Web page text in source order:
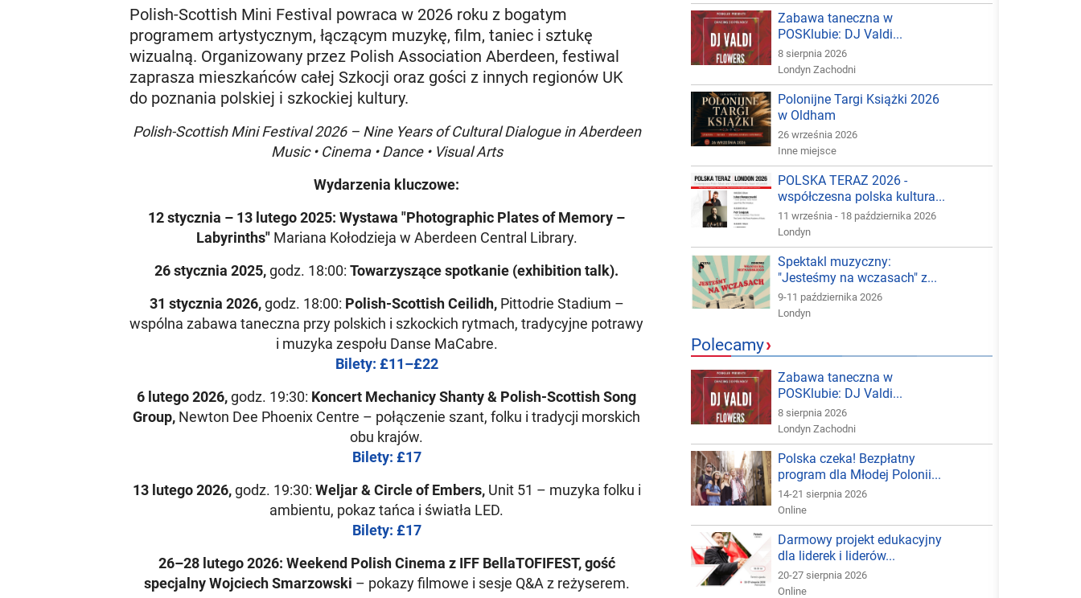
Polish-Scottish Mini Festival powraca w 2026 roku z bogatym
programem artystycznym, łączącym muzykę, film, taniec i sztukę
wizualną. Organizowany przez Polish Association Aberdeen, festiwal
zaprasza mieszkańców całej Szkocji oraz gości z innych regionów UK
do poznania polskiej i szkockiej kultury.
Polish-Scottish Mini Festival 2026 – Nine Years of Cultural Dialogue in Aberdeen
Music • Cinema • Dance • Visual Arts
Wydarzenia kluczowe:
12 stycznia – 13 lutego 2025: Wystawa "Photographic Plates of Memory –
Labyrinths"Mariana Kołodzieja w Aberdeen Central Library.
26 stycznia 2025,godz. 18:00:Towarzyszące spotkanie (exhibition talk).
31 stycznia 2026,godz. 18:00: Polish-Scottish Ceilidh,Pittodrie Stadium –
wspólna zabawa taneczna przy polskich i szkockich rytmach, tradycyjne potrawy
i muzyka zespołu Danse MaCabre.
Bilety: £11–£22
6 lutego 2026,godz. 19:30: Koncert Mechanicy Shanty & Polish-Scottish Song
Group, Newton Dee Phoenix Centre – połączenie szant, folku i tradycji morskich
obu krajów.
Bilety: £17
13 lutego 2026,godz. 19:30: Weljar & Circle of Embers,Unit 51 – muzyka folku i
ambientu, pokaz tańca i światła LED.
Bilety: £17
26–28 lutego 2026: Weekend Polish Cinema z IFF BellaTOFIFEST, gość
specjalny Wojciech Smarzowski – pokazy filmowe i sesje Q&A z reżyserem.
Zabawa taneczna w
POSKlubie: DJ Valdi...
8 sierpnia 2026
Londyn Zachodni
Polonijne Targi Książki 2026
w Oldham
26 września 2026
Inne miejsce
POLSKA TERAZ 2026 -
współczesna polska kultura...
11 września - 18 października 2026
Londyn
Spektakl muzyczny:
"Jesteśmy na wczasach" z...
9-11 października 2026
Londyn
Polecamy›
Zabawa taneczna w
POSKlubie: DJ Valdi...
8 sierpnia 2026
Londyn Zachodni
Polska czeka! Bezpłatny
program dla Młodej Polonii...
14-21 sierpnia 2026
Online
Darmowy projekt edukacyjny
dla liderek i liderów...
20-27 sierpnia 2026
Online